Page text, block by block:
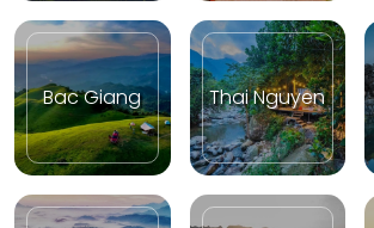
Bac Giang Thai Nguyen